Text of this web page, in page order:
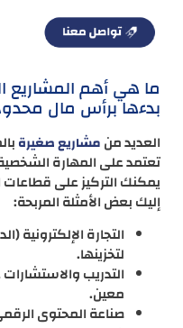
ما هي أهم المشاريع
بدءها برأس مال
العديد منمشاريع صغيرة
تعتمد على المهارة
يمكنك التركيز على قطاعات
إليك بعض الأمثلة المربحة:
التجارة الإلكترونية
لتخزينها.
التدريب
معين.
صناعة المحتوى